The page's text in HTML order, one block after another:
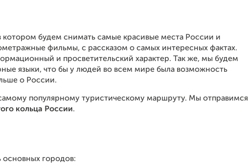
котором будем снимать самые красивые места России и
фильмы, с рассказом о самых интересных фактах.
и просветительский характер. Так же, мы будем
языки, что бы у людей во всем мире была возможность
о России.
популярному туристическому маршруту. Мы отправимся
кольца России.
основных городов: